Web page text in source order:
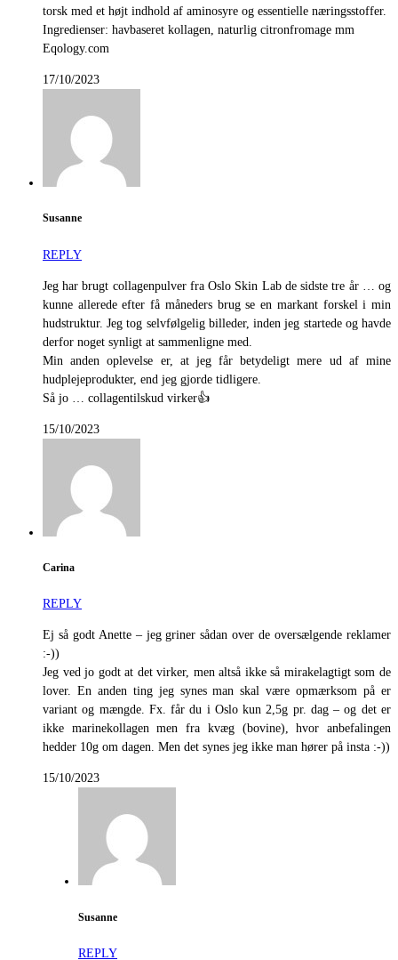
torsk med et højt indhold af aminosyre og essentielle næringsstoffer.
Ingredienser: havbaseret kollagen, naturlig citronfromage mm
Eqology.com
17/10/2023
Susanne
REPLY
Jeg har brugt collagenpulver fra Oslo Skin Lab de sidste tre år … og
kunne allerede efter få måneders brug se en markant forskel i min
hudstruktur. Jeg tog selvfølgelig billeder, inden jeg startede og havde
derfor noget synligt at sammenligne med.
Min anden oplevelse er, at jeg får betydeligt mere ud af mine
hudplejeprodukter, end jeg gjorde tidligere.
Så jo … collagentilskud virker👍
15/10/2023
Carina
REPLY
Ej så godt Anette – jeg griner sådan over de oversælgende reklamer
:-))
Jeg ved jo godt at det virker, men altså ikke så mirakelagtigt som de
lover. En anden ting jeg synes man skal være opmærksom på er
variant og mængde. Fx. får du i Oslo kun 2,5g pr. dag – og det er
ikke marinekollagen men fra kvæg (bovine), hvor anbefalingen
hedder 10g om dagen. Men det synes jeg ikke man hører på insta :-))
15/10/2023
Susanne
REPLY